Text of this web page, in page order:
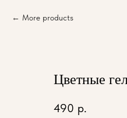
More products
Цветные
490 р.